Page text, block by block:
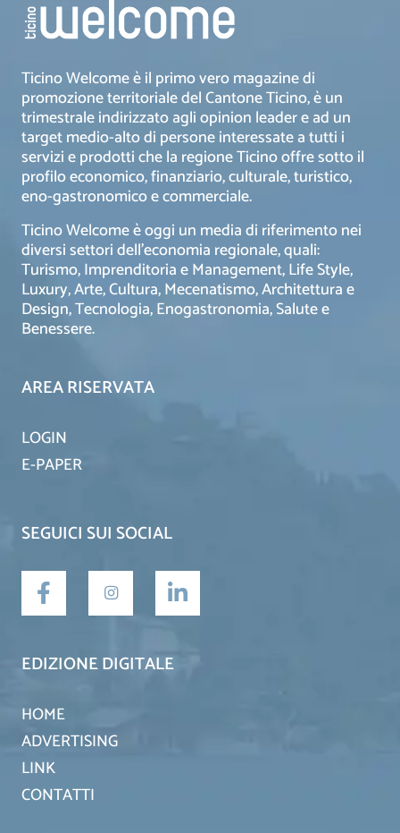
Ticino Welcome è il primo vero magazine di
promozione territoriale del Cantone Ticino, è un
trimestrale indirizzato agli opinion leader e ad un
target medio-alto di persone interessate a tutti i
servizi e prodotti che la regione Ticino offre sotto il
profilo economico, finanziario, culturale, turistico,
eno-gastronomico e commerciale.
Ticino Welcome è oggi un media di riferimento nei
diversi settori dell’economia regionale, quali:
Turismo, Imprenditoria e Management, Life Style,
Luxury, Arte, Cultura, Mecenatismo, Architettura e
Design, Tecnologia, Enogastronomia, Salute e
Benessere.
AREA RISERVATA
LOGIN
E-PAPER
SEGUICI SUI SOCIAL
EDIZIONE DIGITALE
HOME
ADVERTISING
LINK
CONTATTI